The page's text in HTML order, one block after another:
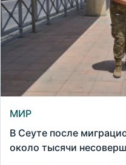
МИР
В Сеуте после
около тысячи